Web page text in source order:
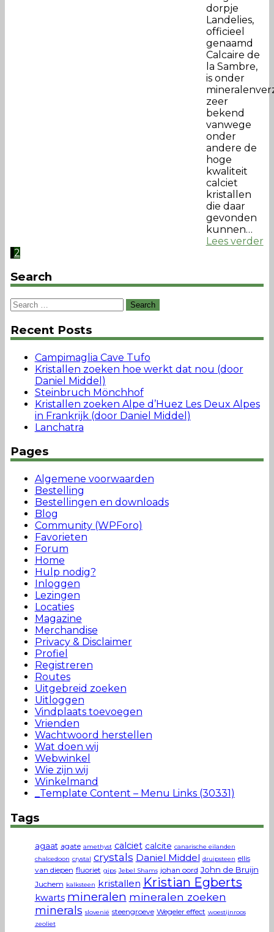
dorpje
Landelies,
officieel
genaamd
Calcaire de
la Sambre,
is onder
zeer
bekend
vanwege
onder
andere de
hoge
kwaliteit
calciet
kristallen
die daar
gevonden
kunnen…
Lees verder
2
Search
Search
Recent Posts
Campimaglia Cave Tufo
Kristallen zoeken hoe werkt dat nou (door
Daniel Middel)
Steinbruch Mönchhof
Kristallen zoeken Alpe d’Huez Les Deux Alpes
in Frankrijk (door Daniel Middel)
Lanchatra
Pages
Algemene voorwaarden
Bestelling
Bestellingen en downloads
Blog
Community (WPForo)
Favorieten
Forum
Home
Hulp nodig?
Inloggen
Lezingen
Locaties
Magazine
Merchandise
Privacy & Disclaimer
Profiel
Registreren
Routes
Uitgebreid zoeken
Uitloggen
Vindplaats toevoegen
Vrienden
Wachtwoord herstellen
Wat doen wij
Webwinkel
Wie zijn wij
Winkelmand
_Template Content – Menu Links (30331)
Tags
agaat agate amethyst calciet calcite canarische eilanden
chalcedoon crystal crystals Daniel Middel druipsteen ellis
van diepen fluoriet gips Jebel Shams johan oord John de Bruijn
Juchem kalksteen kristallen Kristian Egberts
kwarts mineralen mineralen zoeken
minerals slovenië steengroeve Wegeler effect woestijnroos
zeoliet